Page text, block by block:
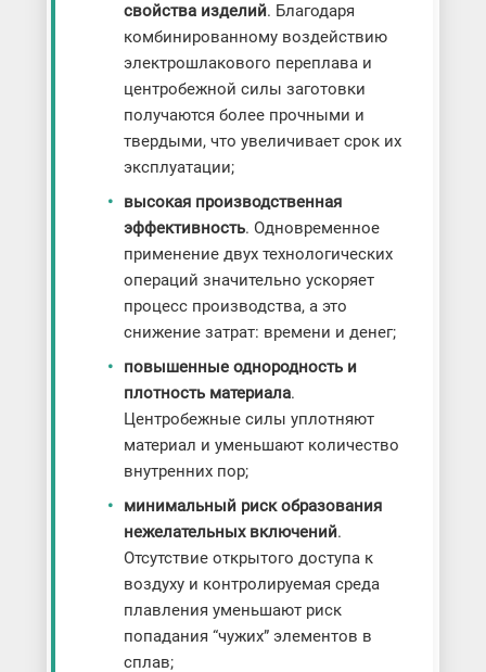
свойства изделий. Благодаря
комбинированному воздействию
электрошлакового переплава и
центробежной силы заготовки
получаются более прочными и
твердыми, что увеличивает срок их
эксплуатации;
высокая производственная
эффективность. Одновременное
применение двух технологических
операций значительно ускоряет
процесс производства, а это
снижение затрат: времени и денег;
повышенные однородность и
плотность материала.
Центробежные силы уплотняют
материал и уменьшают количество
внутренних пор;
минимальный риск образования
нежелательных включений.
Отсутствие открытого доступа к
воздуху и контролируемая среда
плавления уменьшают риск
попадания “чужих” элементов в
сплав;